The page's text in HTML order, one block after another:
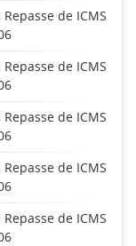
de ICMS
de ICMS
de ICMS
de ICMS
de ICMS